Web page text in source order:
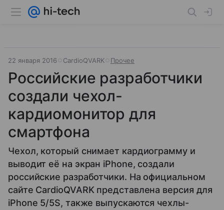
22 января 2016 CardioQVARK Прочее
Российские разработчики
создали чехол-
кардиомонитор для
смартфона
Чехол, который снимает кардиограмму и
выводит её на экран iPhone, создали
российские разработчики. На официальном
сайте CardioQVARK представлена версия для
iPhone 5/5S, также выпускаются чехлы-